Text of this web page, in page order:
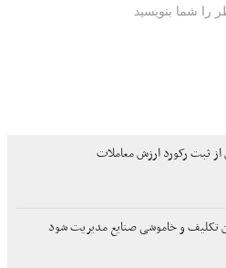
از ثبت رکورد ارزش معاملات
تکلیف و خاموشی صنایع مدیریت شود